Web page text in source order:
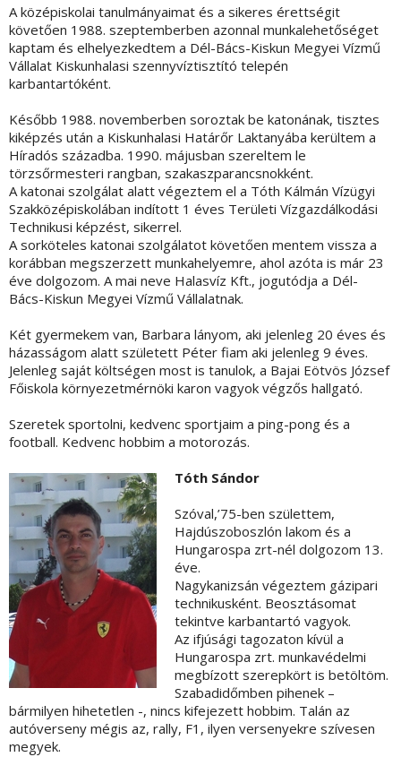
A középiskolai tanulmányaimat és a sikeres érettségit
követően 1988. szeptemberben azonnal munkalehetőséget
kaptam és elhelyezkedtem a Dél-Bács-Kiskun Megyei Vízmű
Vállalat Kiskunhalasi szennyvíztisztító telepén
karbantartóként.
Később 1988. novemberben soroztak be katonának, tisztes
kiképzés után a Kiskunhalasi Határőr Laktanyába kerültem a
Híradós századba. 1990. májusban szereltem le
törzsőrmesteri rangban, szakaszparancsnokként.
A katonai szolgálat alatt végeztem el a Tóth Kálmán Vízügyi
Szakközépiskolában indított 1 éves Területi Vízgazdálkodási
Technikusi képzést, sikerrel.
A sorköteles katonai szolgálatot követően mentem vissza a
korábban megszerzett munkahelyemre, ahol azóta is már 23
éve dolgozom. A mai neve Halasvíz Kft., jogutódja a Dél-
Bács-Kiskun Megyei Vízmű Vállalatnak.
Két gyermekem van, Barbara lányom, aki jelenleg 20 éves és
házasságom alatt született Péter fiam aki jelenleg 9 éves.
Jelenleg saját költségen most is tanulok, a Bajai Eötvös József
Főiskola környezetmérnöki karon vagyok végzős hallgató.
Szeretek sportolni, kedvenc sportjaim a ping-pong és a
football. Kedvenc hobbim a motorozás.
Tóth Sándor
Szóval,’75-ben születtem,
Hajdúszoboszlón lakom és a
Hungarospa zrt-nél dolgozom 13.
éve.
Nagykanizsán végeztem gázipari
technikusként. Beosztásomat
tekintve karbantartó vagyok.
Az ifjúsági tagozaton kívül a
Hungarospa zrt. munkavédelmi
megbízott szerepkört is betöltöm.
Szabadidőmben pihenek –
bármilyen hihetetlen -, nincs kifejezett hobbim. Talán az
autóverseny mégis az, rally, F1, ilyen versenyekre szívesen
megyek.